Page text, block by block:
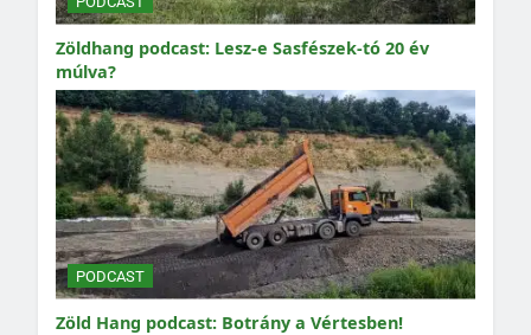
Zöldhang podcast: Lesz-e Sasfészek-tó 20 év
múlva?
PODCAST
Zöld Hang podcast: Botrány a Vértesben!